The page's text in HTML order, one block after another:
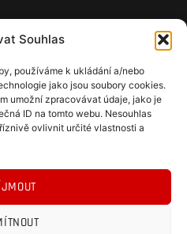
Souhlas
používáme k ukládání a/nebo
jako jsou soubory cookies.
umožní zpracovávat údaje, jako je
ID na tomto webu. Nesouhlas
ovlivnit určité vlastnosti a
osobních údajů